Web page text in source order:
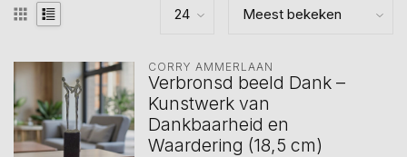
CORRY AMMERLAAN
Verbronsd beeld Dank –
Kunstwerk van
Dankbaarheid en
Waardering (18,5 cm)